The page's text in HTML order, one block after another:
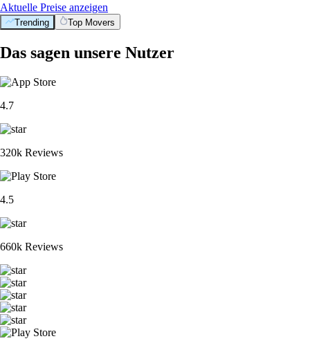
Aktuelle Preise anzeigen
Trending Top Movers
Das sagen unsere Nutzer
4.7
320k Reviews
4.5
660k Reviews